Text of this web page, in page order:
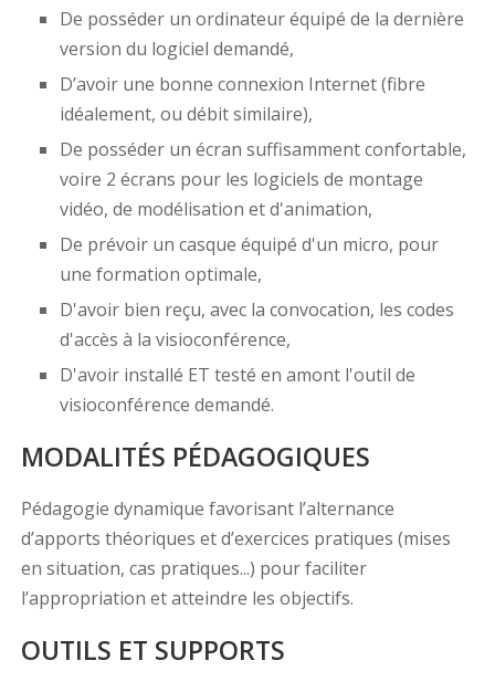
De posséder un ordinateur équipé de la dernière
version du logiciel demandé,
D’avoir une bonne connexion Internet (fibre
idéalement, ou débit similaire),
De posséder un écran suffisamment confortable,
voire 2 écrans pour les logiciels de montage
vidéo, de modélisation et d'animation,
De prévoir un casque équipé d'un micro, pour
une formation optimale,
D'avoir bien reçu, avec la convocation, les codes
d'accès à la visioconférence,
D'avoir installé ET testé en amont l'outil de
visioconférence demandé.
MODALITÉS PÉDAGOGIQUES
Pédagogie dynamique favorisant l’alternance
d’apports théoriques et d’exercices pratiques (mises
en situation, cas pratiques...) pour faciliter
l’appropriation et atteindre les objectifs.
OUTILS ET SUPPORTS